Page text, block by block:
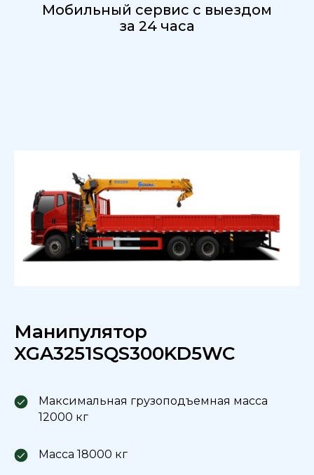
Мобильный сервис с выездом
за 24 часа
Манипулятор
XGA3251SQS300KD5WC
Максимальная грузоподъемная масса
12000 кг
Масса 18000 кг